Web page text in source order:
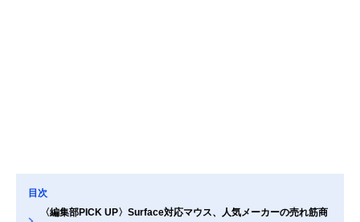
目次
〈編集部PICK UP〉Surface対応マウス、人気メーカーの売れ筋商